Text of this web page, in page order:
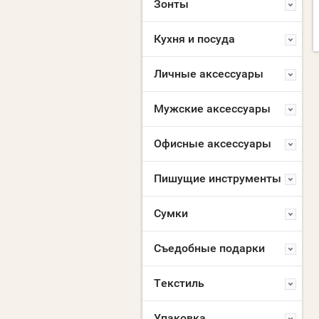
Зонты
Кухня и посуда
Личные аксессуары
Мужские аксессуары
Офисные аксессуары
Пишущие инструменты
Сумки
Съедобные подарки
Текстиль